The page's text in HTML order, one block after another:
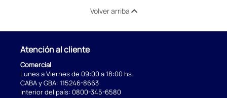
Volver arriba
Atención al cliente
Comercial
Lunes a Viernes de 09:00 a 18:00 hs.
CABA y GBA: 115246-8663
Interior del país: 0800-345-6580